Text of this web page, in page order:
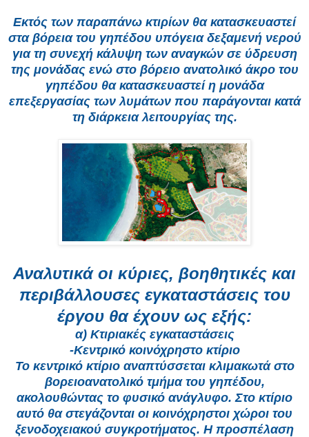
Εκτός των παραπάνω κτιρίων θα κατασκευαστεί
στα βόρεια του γηπέδου υπόγεια δεξαμενή νερού
για τη συνεχή κάλυψη των αναγκών σε ύδρευση
της μονάδας ενώ στο βόρειο ανατολικό άκρο του
γηπέδου θα κατασκευαστεί η μονάδα
επεξεργασίας των λυμάτων που παράγονται κατά
τη διάρκεια λειτουργίας της.
Αναλυτικά οι κύριες, βοηθητικές και
περιβάλλουσες εγκαταστάσεις του
έργου θα έχουν ως εξής:
α) Κτιριακές εγκαταστάσεις
-Κεντρικό κοινόχρηστο κτίριο
Το κεντρικό κτίριο αναπτύσσεται κλιμακωτά στο
βορειοανατολικό τμήμα του γηπέδου,
ακολουθώντας το φυσικό ανάγλυφο. Στο κτίριο
αυτό θα στεγάζονται οι κοινόχρηστοι χώροι του
ξενοδοχειακού συγκροτήματος. Η προσπέλαση